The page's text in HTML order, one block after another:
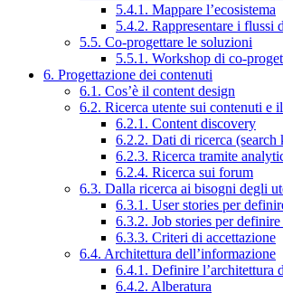
5.4.1. Mappare l’ecosistema
5.4.2. Rappresentare i flussi
5.5. Co-progettare le soluzioni
5.5.1. Workshop di co-
6. Progettazione dei contenuti
6.1. Cos’è il content design
6.2. Ricerca utente sui contenuti e
6.2.1. Content discovery
6.2.2. Dati di ricerca (search
6.2.3. Ricerca tramite
6.2.4. Ricerca sui forum
6.3. Dalla ricerca ai bisogni degli
6.3.1. User stories per
6.3.2. Job stories per
6.3.3. Criteri di accettazione
6.4. Architettura dell’informazione
6.4.1. Definire l’architettura
6.4.2. Alberatura